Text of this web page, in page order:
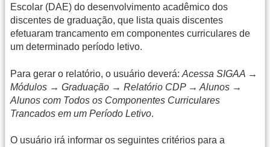
Escolar (DAE) do desenvolvimento acadêmico dos
discentes de graduação, que lista quais discentes
efetuaram trancamento em componentes curriculares de
um determinado período letivo.
Para gerar o relatório, o usuário deverá: Acessa SIGAA →
Módulos → Graduação → Relatório CDP → Alunos →
Alunos com Todos os Componentes Curriculares
Trancados em um Período Letivo.
O usuário irá informar os seguintes critérios para a